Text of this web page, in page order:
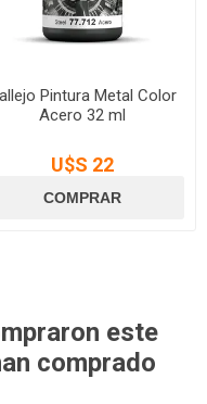
Pintura Metal Color
Acero 32 ml
U$S 22
este
comprado